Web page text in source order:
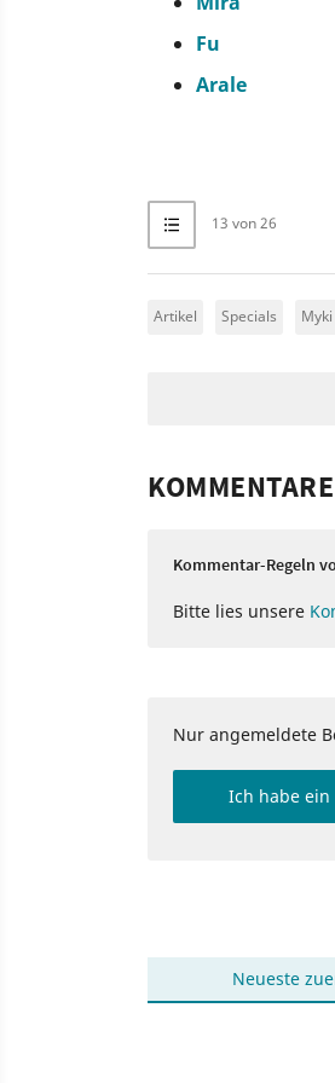
Fu
Arale
13 von 26
Artikel Specials
KOMMENTARE
Kommentar-Regeln
Bitte lies unsere
Nur angemeldete
Ich habe ein
Neueste